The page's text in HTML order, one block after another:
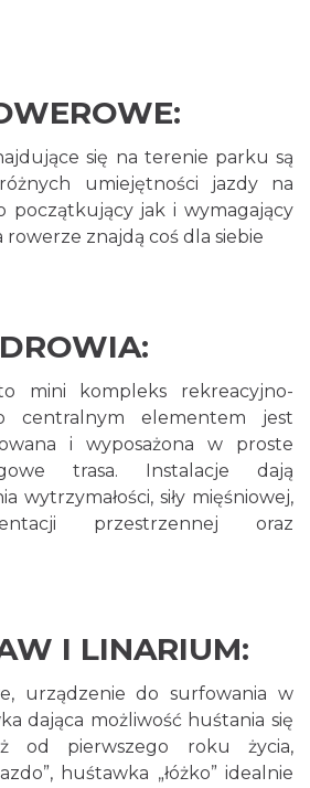
się na terenie parku są
umiejętności jazdy na
początkujący jak i wymagający
znajdą coś dla siebie
mini kompleks rekreacyjno-
centralnym elementem jest
i wyposażona w proste
trasa. Instalacje dają
wytrzymałości, siły mięśniowej,
przestrzennej oraz
I LINARIUM:
urządzenie do surfowania w
dająca możliwość huśtania się
od pierwszego roku życia,
huśtawka „łóżko” idealnie